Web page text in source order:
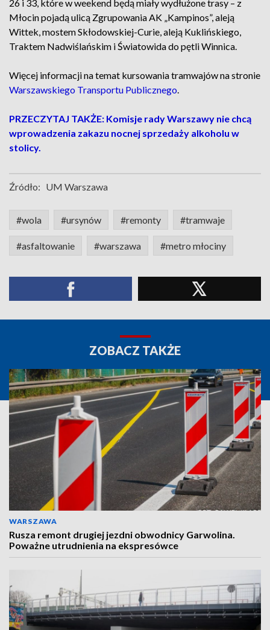
26 i 33, które w weekend będą miały wydłużone trasy – z
Młocin pojadą ulicą Zgrupowania AK „Kampinos”, aleją
Wittek, mostem Skłodowskiej-Curie, aleją Kuklińskiego,
Traktem Nadwiślańskim i Światowida do pętli Winnica.
Więcej informacji na temat kursowania tramwajów na stronie
Warszawskiego Transportu Publicznego.
PRZECZYTAJ TAKŻE: Komisje rady Warszawy nie chcą
wprowadzenia zakazu nocnej sprzedaży alkoholu w
stolicy.
Źródło: UM Warszawa
#wola #ursynów #remonty #tramwaje
#asfaltowanie #warszawa #metro młociny
ZOBACZ TAKŻE
WARSZAWA
Rusza remont drugiej jezdni obwodnicy Garwolina.
Poważne utrudnienia na ekspresówce